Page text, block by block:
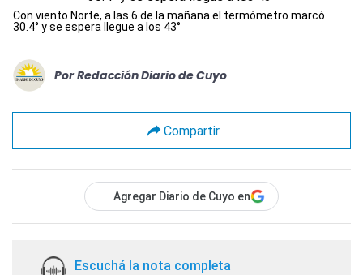
Con viento Norte, a las 6 de la mañana el termómetro marcó
30.4° y se espera llegue a los 43°
Por Redacción Diario de Cuyo
Compartir
Agregar Diario de Cuyo en
Escuchá la nota completa